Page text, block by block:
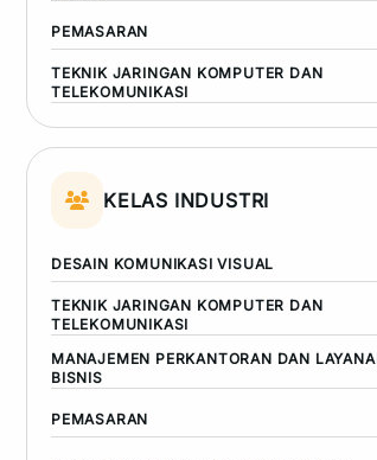
PEMASARAN
TEKNIK JARINGAN KOMPUTER DAN
TELEKOMUNIKASI
KELAS INDUSTRI
DESAIN KOMUNIKASI VISUAL
TEKNIK JARINGAN KOMPUTER DAN
TELEKOMUNIKASI
MANAJEMEN PERKANTORAN DAN
BISNIS
PEMASARAN